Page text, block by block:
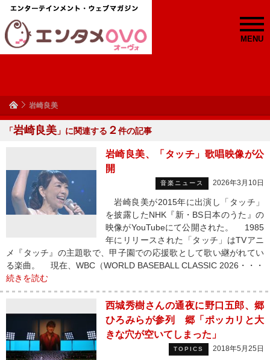
MENU
岩崎良美
「岩崎良美 」に関連する ２件の記事
岩崎良美、「タッチ」歌唱映像が公
開
音楽ニュース 2026年3月10日
岩崎良美が2015年に出演し「タッチ」
を披露したNHK『新・BS日本のうた』の
映像がYouTubeにて公開された。 1985
年にリリースされた「タッチ」はTVアニ
メ『タッチ』の主題歌で、甲子園での応援歌として歌い継がれてい
る楽曲。 現在、WBC（WORLD BASEBALL CLASSIC 2026・・・
続きを読む
西城秀樹さんの通夜に野口五郎、郷
ひろみらが参列 郷「ポッカリと大
きな穴が空いてしまった」
TOPICS 2018年5月25日